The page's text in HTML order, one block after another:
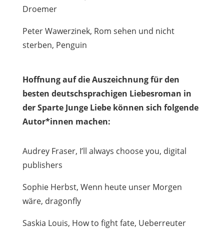
Droemer
Peter Wawerzinek, Rom sehen und nicht
sterben, Penguin
Hoffnung auf die Auszeichnung für den
besten deutschsprachigen Liebesroman in
der Sparte Junge Liebe können sich folgende
Autor*innen machen:
Audrey Fraser, I’ll always choose you, digital
publishers
Sophie Herbst, Wenn heute unser Morgen
wäre, dragonfly
Saskia Louis, How to fight fate, Ueberreuter